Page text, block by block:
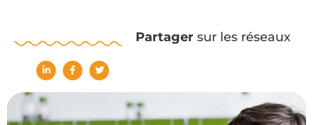
Partagersur les réseaux